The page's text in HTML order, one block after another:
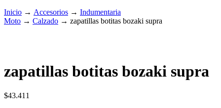
Inicio → Accesorios → Indumentaria
Moto → Calzado → zapatillas botitas bozaki supra
zapatillas botitas bozaki supra
$43.411